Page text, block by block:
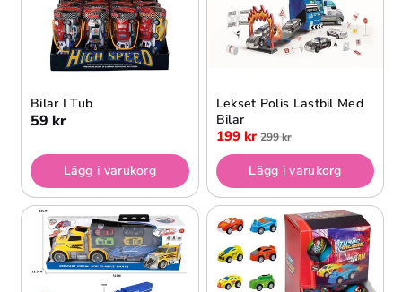
Bilar I Tub
59 kr
Lägg i varukorg
Lekset Polis Lastbil Med
Bilar
199 kr 299 kr
Lägg i varukorg